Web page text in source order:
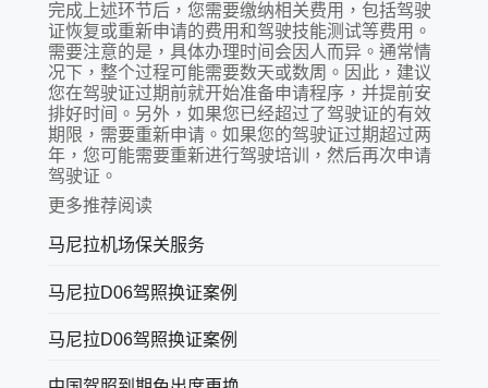
完成上述环节后，您需要缴纳相关费用，包括驾驶
证恢复或重新申请的费用和驾驶技能测试等费用。
需要注意的是，具体办理时间会因人而异。通常情
况下，整个过程可能需要数天或数周。因此，建议
您在驾驶证过期前就开始准备申请程序，并提前安
排好时间。另外，如果您已经超过了驾驶证的有效
期限，需要重新申请。如果您的驾驶证过期超过两
年，您可能需要重新进行驾驶培训，然后再次申请
驾驶证。
更多推荐阅读
马尼拉机场保关服务
马尼拉D06驾照换证案例
马尼拉D06驾照换证案例